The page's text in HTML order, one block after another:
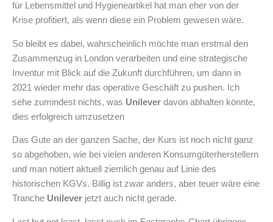
für Lebensmittel und Hygieneartikel hat man eher von der
Krise profitiert, als wenn diese ein Problem gewesen wäre.
So bleibt es dabei, wahrscheinlich möchte man erstmal den
Zusammenzug in London verarbeiten und eine strategische
Inventur mit Blick auf die Zukunft durchführen, um dann in
2021 wieder mehr das operative Geschäft zu pushen. Ich
sehe zumindest nichts, was Unilever davon abhalten könnte,
dies erfolgreich umzusetzen
Das Gute an der ganzen Sache, der Kurs ist noch nicht ganz
so abgehoben, wie bei vielen anderen Konsumgüterherstellern
und man notiert aktuell ziemlich genau auf Linie des
historischen KGVs. Billig ist zwar anders, aber teuer wäre eine
Tranche Unilever jetzt auch nicht gerade.